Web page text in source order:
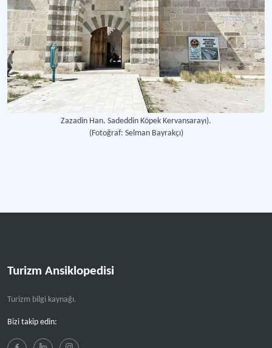
Zazadin Han. Sadeddin Köpek Kervansarayı).
(Fotoğraf: Selman Bayrakçı)
Turizm Ansiklopedisi
Turizm bilgi kaynağı.
Bizi takip edin: